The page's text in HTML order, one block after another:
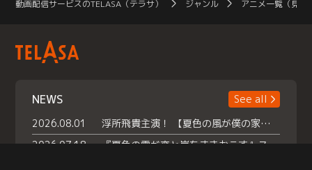
動画配信サービスのTELASA（テラサ） ジャンル アニメ一覧（見放
NEWS
See all
2026.08.01
浮所飛貴主演！ 【夏色の風が僕の家にやってきた】 本日よりテラサで独占配信スタート！
2026.07.18
『夏色の雲が恋と嵐をまきおこす』スペシャルメイキング 【Part1】2026年７月18日（土）23時30分～配信スタート！話題のシーンの裏側を大公開！豪華キャスト大集合！ 『武宮家 真夏の家族会議』開催！